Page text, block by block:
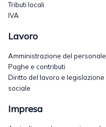
Tributi locali
IVA
Lavoro
Amministrazione del personale
Paghe e contributi
Diritto del lavoro e legislazione
sociale
Impresa